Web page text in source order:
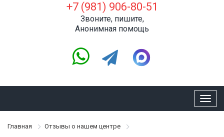
+7 (981) 906-80-51
Звоните, пишите,
Анонимная помощь
Главная Отзывы о нашем центре